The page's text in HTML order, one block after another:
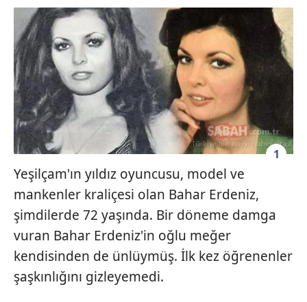
1
Yeşilçam'ın yıldız oyuncusu, model ve
mankenler kraliçesi olan Bahar Erdeniz,
şimdilerde 72 yaşında. Bir döneme damga
vuran Bahar Erdeniz'in oğlu meğer
kendisinden de ünlüymüş. İlk kez öğrenenler
şaşkınlığını gizleyemedi.